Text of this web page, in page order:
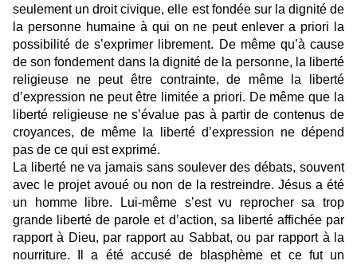
seulement un droit civique, elle est fondée sur la dignité de
la personne humaine à qui on ne peut enlever a priori la
possibilité de s’exprimer librement. De même qu’à cause
de son fondement dans la dignité de la personne, la liberté
religieuse ne peut être contrainte, de même la liberté
d’expression ne peut être limitée a priori. De même que la
liberté religieuse ne s’évalue pas à partir de contenus de
croyances, de même la liberté d’expression ne dépend
pas de ce qui est exprimé.
La liberté ne va jamais sans soulever des débats, souvent
avec le projet avoué ou non de la restreindre. Jésus a été
un homme libre. Lui-même s’est vu reprocher sa trop
grande liberté de parole et d’action, sa liberté affichée par
rapport à Dieu, par rapport au Sabbat, ou par rapport à la
nourriture. Il a été accusé de blasphème et ce fut un